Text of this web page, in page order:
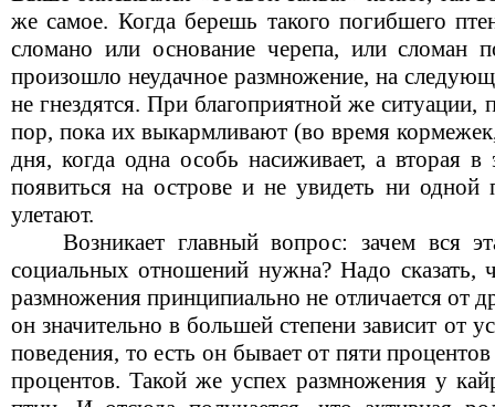
же самое. Когда берешь такого погибшего
сломано или основание черепа, или сломан
произошло неудачное размножение, на
не гнездятся. При благоприятной же ситуации,
пор, пока их выкармливают (во время
дня, когда одна особь насиживает, а вторая
появиться на острове и не увидеть ни
улетают.
Возникает главный вопрос: зачем вся
социальных отношений нужна? Надо
размножения принципиально не отличается от
он значительно в большей степени зависит от
поведения, то есть он бывает от пяти
процентов. Такой же успех размножения у